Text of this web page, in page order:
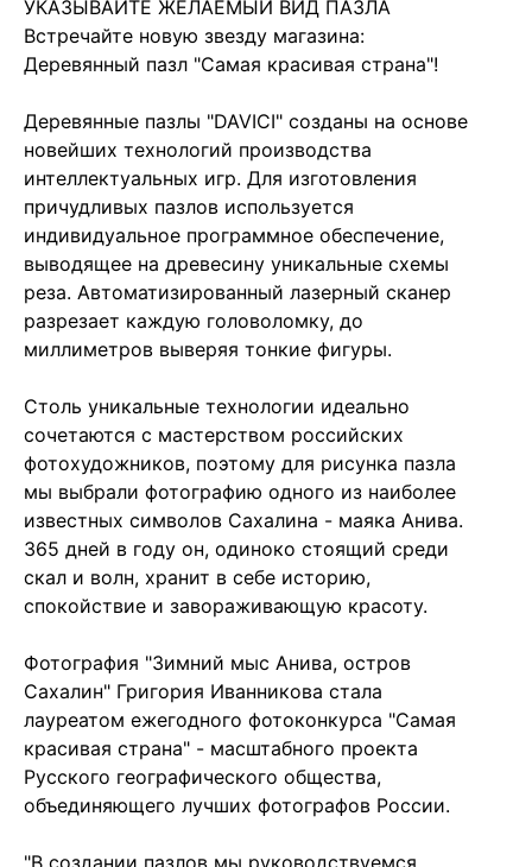
УКАЗЫВАЙТЕ ЖЕЛАЕМЫЙ ВИД ПАЗЛА
Встречайте новую звезду магазина:
Деревянный пазл "Самая красивая страна"!
Деревянные пазлы "DAVICI" созданы на основе
новейших технологий производства
интеллектуальных игр. Для изготовления
причудливых пазлов используется
индивидуальное программное обеспечение,
выводящее на древесину уникальные схемы
реза. Автоматизированный лазерный сканер
разрезает каждую головоломку, до
миллиметров выверяя тонкие фигуры.
Столь уникальные технологии идеально
сочетаются с мастерством российских
фотохудожников, поэтому для рисунка пазла
мы выбрали фотографию одного из наиболее
известных символов Сахалина - маяка Анива.
365 дней в году он, одиноко стоящий среди
скал и волн, хранит в себе историю,
спокойствие и завораживающую красоту.
Фотография "Зимний мыс Анива, остров
Сахалин" Григория Иванникова стала
лауреатом ежегодного фотоконкурса "Самая
красивая страна" - масштабного проекта
Русского географического общества,
объединяющего лучших фотографов России.
"В создании пазлов мы руководствуемся